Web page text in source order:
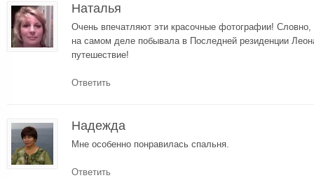
Наталья
Очень впечатляют эти красочные фотографии! Словно,
на самом деле побывала в Последней резиденции
путешествие!
Ответить
Надежда
Мне особенно понравилась спальня.
Ответить